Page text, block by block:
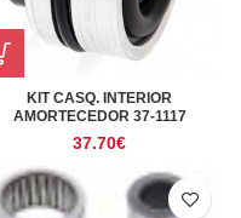
KIT CASQ. INTERIOR
AMORTECEDOR 37-1117
37.70€